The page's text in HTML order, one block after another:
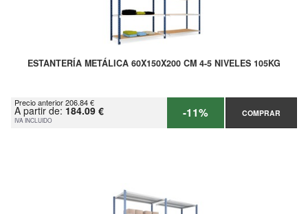
ESTANTERÍA METÁLICA 60X150X200 CM 4-5 NIVELES 105KG
Precio anterior 206.84 €
A partir de: 184.09 €
IVA INCLUIDO -11% COMPRAR